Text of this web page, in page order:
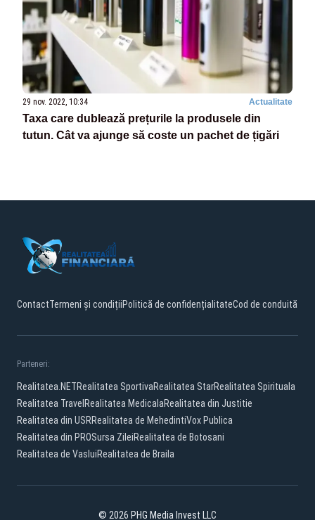
29 nov. 2022, 10:34 Actualitate
Taxa care dublează prețurile la produsele din
tutun. Cât va ajunge să coste un pachet de țigări
ContactTermeni și condițiiPolitică de confidențialitateCod de conduită
Parteneri:
Realitatea.NETRealitatea SportivaRealitatea StarRealitatea Spirituala
Realitatea Travel Realitatea MedicalaRealitatea din Justitie
Realitatea din USRRealitatea de MehedintiVox Publica
Realitatea din PROSursa ZileiRealitatea de Botosani
Realitatea de VasluiRealitatea de Braila
© 2026 PHG Media Invest LLC